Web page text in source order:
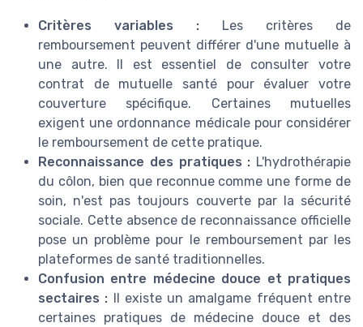
Critères variables : Les critères de
remboursement peuvent différer d'une mutuelle à
une autre. Il est essentiel de consulter votre
contrat de mutuelle santé pour évaluer votre
couverture spécifique. Certaines mutuelles
exigent une ordonnance médicale pour considérer
le remboursement de cette pratique.
Reconnaissance des pratiques : L'hydrothérapie
du côlon, bien que reconnue comme une forme de
soin, n'est pas toujours couverte par la sécurité
sociale. Cette absence de reconnaissance officielle
pose un problème pour le remboursement par les
plateformes de santé traditionnelles.
Confusion entre médecine douce et pratiques
sectaires : Il existe un amalgame fréquent entre
certaines pratiques de médecine douce et des